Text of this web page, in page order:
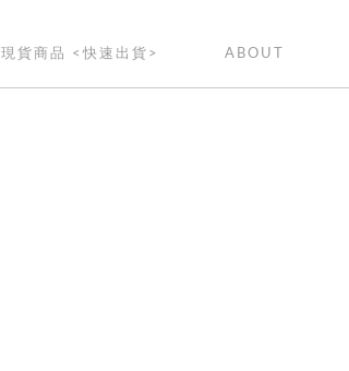
現貨商品 <快速出貨> ABOUT